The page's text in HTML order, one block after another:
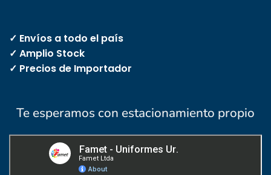
✓ Envíos a todo el país
✓ Amplio Stock
✓ Precios de Importador
Te esperamos con estacionamiento propio